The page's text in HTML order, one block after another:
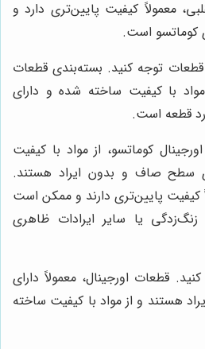
معمولاً کیفیت پایین‌تری دارد و
کوماتسو است.
توجه کنید. بسته‌بندی قطعات
مواد با کیفیت ساخته شده و دارای
قطعه است.
کوماتسو، از مواد با کیفیت
سطح صاف و بدون ایراد هستند.
کیفیت پایین‌تری دارند و ممکن است
یا سایر ایرادات ظاهری
قطعات اورجینال، معمولاً دارای
هستند و از مواد با کیفیت ساخته